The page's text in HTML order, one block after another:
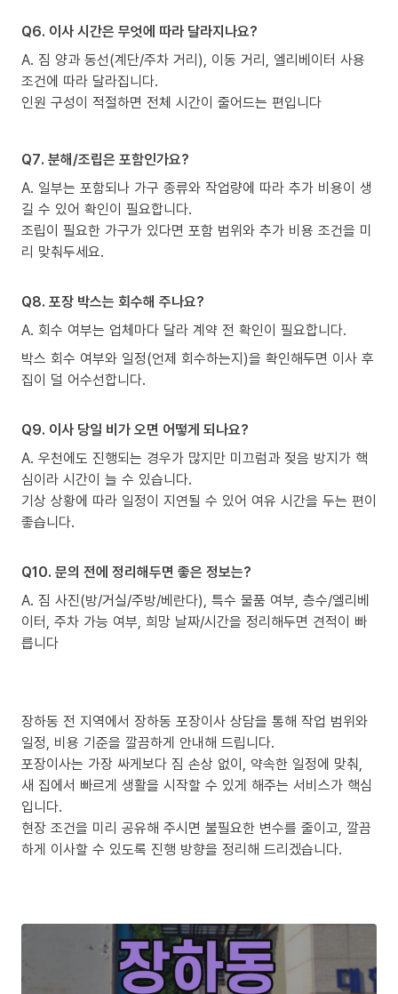
Q6. 이사 시간은 무엇에 따라 달라지나요?
A. 짐 양과 동선(계단/주차 거리), 이동 거리, 엘리베이터 사용
조건에 따라 달라집니다.
인원 구성이 적절하면 전체 시간이 줄어드는 편입니다
Q7. 분해/조립은 포함인가요?
A. 일부는 포함되나 가구 종류와 작업량에 따라 추가 비용이 생
길 수 있어 확인이 필요합니다.
조립이 필요한 가구가 있다면 포함 범위와 추가 비용 조건을 미
리 맞춰두세요.
Q8. 포장 박스는 회수해 주나요?
A. 회수 여부는 업체마다 달라 계약 전 확인이 필요합니다.
박스 회수 여부와 일정(언제 회수하는지)을 확인해두면 이사 후
집이 덜 어수선합니다.
Q9. 이사 당일 비가 오면 어떻게 되나요?
A. 우천에도 진행되는 경우가 많지만 미끄럼과 젖음 방지가 핵
심이라 시간이 늘 수 있습니다.
기상 상황에 따라 일정이 지연될 수 있어 여유 시간을 두는 편이
좋습니다.
Q10. 문의 전에 정리해두면 좋은 정보는?
A. 짐 사진(방/거실/주방/베란다), 특수 물품 여부, 층수/엘리베
이터, 주차 가능 여부, 희망 날짜/시간을 정리해두면 견적이 빠
릅니다
장하동 전 지역에서 장하동 포장이사 상담을 통해 작업 범위와
일정, 비용 기준을 깔끔하게 안내해 드립니다.
포장이사는 가장 싸게보다 짐 손상 없이, 약속한 일정에 맞춰,
새 집에서 빠르게 생활을 시작할 수 있게 해주는 서비스가 핵심
입니다.
현장 조건을 미리 공유해 주시면 불필요한 변수를 줄이고, 깔끔
하게 이사할 수 있도록 진행 방향을 정리해 드리겠습니다.